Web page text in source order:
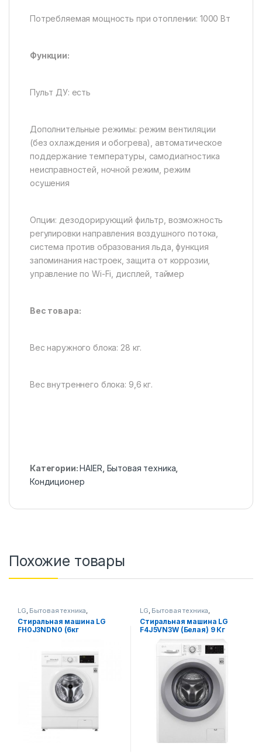
Потребляемая мощность при отоплении: 1000 Вт
Функции:
Пульт ДУ: есть
Дополнительные режимы: режим вентиляции
(без охлаждения и обогрева), автоматическое
поддержание температуры, самодиагностика
неисправностей, ночной режим, режим
осушения
Опции: дезодорирующий фильтр, возможность
регулировки направления воздушного потока,
система против образования льда, функция
запоминания настроек, защита от коррозии,
управление по Wi-Fi, дисплей, таймер
Вес товара:
Вес наружного блока: 28 кг.
Вес внутреннего блока: 9,6 кг.
Категории:HAIER Бытовая техника
Кондиционер
Похожие товары
LG, Бытовая техника,
Стиральные машины
Стиральная машина LG
FH0J3NDN0 (6кг
LG, Бытовая техника,
Стиральные машины
Стиральная машина LG
F4J5VN3W (Белая) 9 Кг